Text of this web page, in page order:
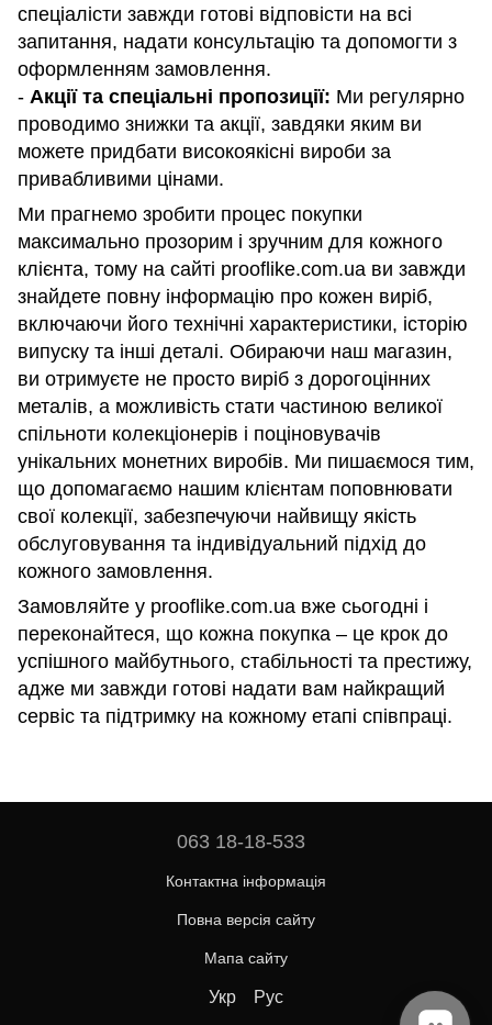
спеціалісти завжди готові відповісти на всі
запитання, надати консультацію та допомогти з
оформленням замовлення.
- Акції та спеціальні пропозиції: Ми регулярно
проводимо знижки та акції, завдяки яким ви
можете придбати високоякісні вироби за
привабливими цінами.
Ми прагнемо зробити процес покупки
максимально прозорим і зручним для кожного
клієнта, тому на сайті prooflike.com.ua ви завжди
знайдете повну інформацію про кожен виріб,
включаючи його технічні характеристики, історію
випуску та інші деталі. Обираючи наш магазин,
ви отримуєте не просто виріб з дорогоцінних
металів, а можливість стати частиною великої
спільноти колекціонерів і поціновувачів
унікальних монетних виробів. Ми пишаємося тим,
що допомагаємо нашим клієнтам поповнювати
свої колекції, забезпечуючи найвищу якість
обслуговування та індивідуальний підхід до
кожного замовлення.
Замовляйте у prooflike.com.ua вже сьогодні і
переконайтеся, що кожна покупка – це крок до
успішного майбутнього, стабільності та престижу,
адже ми завжди готові надати вам найкращий
сервіс та підтримку на кожному етапі співпраці.
063 18-18-533
Контактна інформація
Повна версія сайту
Мапа сайту
Укр Рус